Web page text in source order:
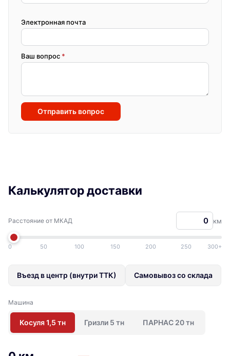
Электронная почта
Ваш вопрос *
Отправить вопрос
Калькулятор доставки
Расстояние от МКАД км
0 50 100 150 200 250 300+
Въезд в центр (внутри ТТК) Самовывоз со склада
Машина
Косуля 1,5 тн Гризли 5 тн ПАРНАС 20 тн